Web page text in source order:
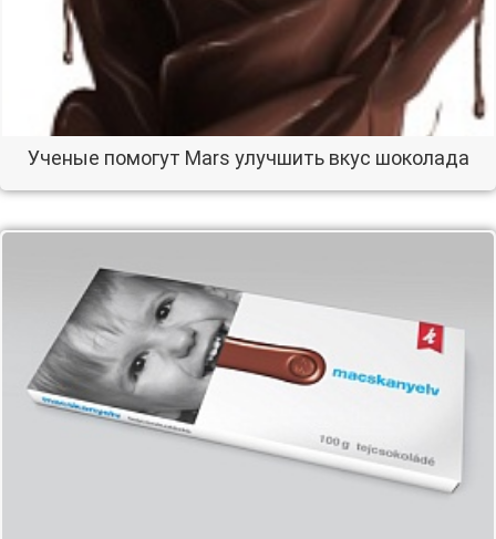
Ученые помогут Mars улучшить вкус шоколада